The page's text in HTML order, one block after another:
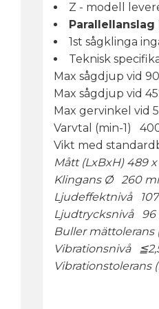
Z - modell
Parallellanslag
1st sågklinga
Teknisk
Max sågdjup vid
Max sågdjup vid
Max gervinkel vid
Varvtal (min-1)
Vikt med
Mått (LxBxH) 489
Klingans Ø 260
Ljudeffektnivå 107
Ljudtrycksnivå 96
Buller mättolerans
Vibrationsnivå
Vibrationstolerans